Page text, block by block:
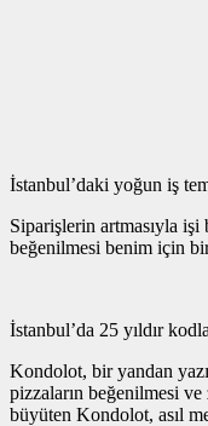
İstanbul’daki yoğun iş
Siparişlerin artmasıyla işi
beğenilmesi benim için
İstanbul’da 25 yıldır
Kondolot, bir yandan
pizzaların beğenilmesi
büyüten Kondolot, asıl